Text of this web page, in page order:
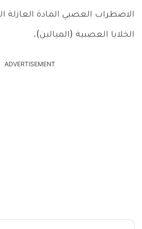
الاضطراب العصبي المادة العازلة
الخلايا العصبية (الميالين).
ADVERTISEMENT